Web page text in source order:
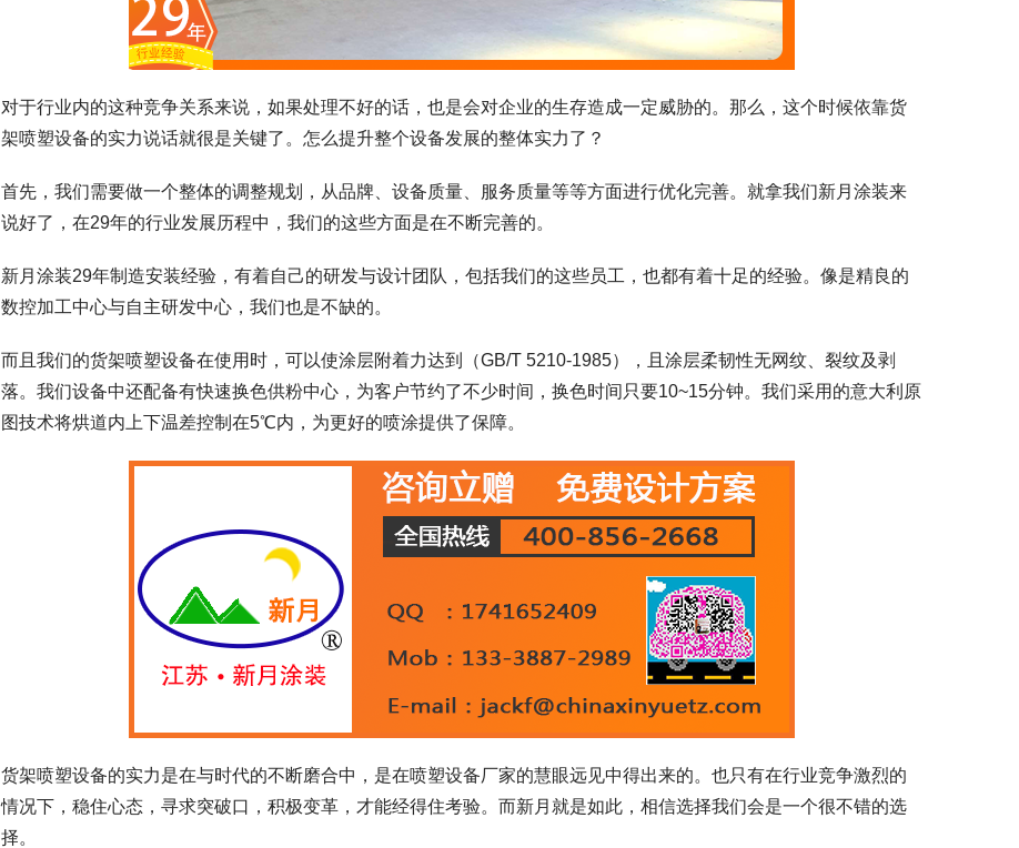
对于行业内的这种竞争关系来说，如果处理不好的话，也是会对企业的生存造成一定威胁的。那么，这个时候依靠货
架喷塑设备的实力说话就很是关键了。怎么提升整个设备发展的整体实力了？
首先，我们需要做一个整体的调整规划，从品牌、设备质量、服务质量等等方面进行优化完善。就拿我们新月涂装来
说好了，在29年的行业发展历程中，我们的这些方面是在不断完善的。
新月涂装29年制造安装经验，有着自己的研发与设计团队，包括我们的这些员工，也都有着十足的经验。像是精良的
数控加工中心与自主研发中心，我们也是不缺的。
而且我们的货架喷塑设备在使用时，可以使涂层附着力达到（GB/T 5210-1985），且涂层柔韧性无网纹、裂纹及剥
落。我们设备中还配备有快速换色供粉中心，为客户节约了不少时间，换色时间只要10~15分钟。我们采用的意大利原
图技术将烘道内上下温差控制在5℃内，为更好的喷涂提供了保障。
货架喷塑设备的实力是在与时代的不断磨合中，是在喷塑设备厂家的慧眼远见中得出来的。也只有在行业竞争激烈的
情况下，稳住心态，寻求突破口，积极变革，才能经得住考验。而新月就是如此，相信选择我们会是一个很不错的选
择。